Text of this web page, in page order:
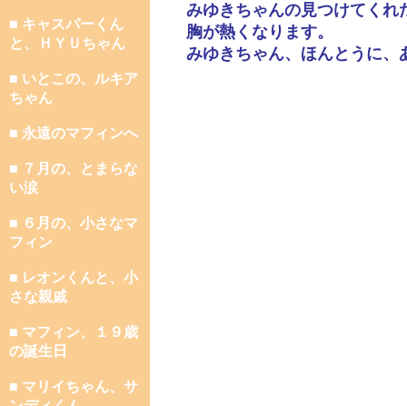
■ キャスパーくん
と、ＨＹＵちゃん
■ いとこの、ルキア
ちゃん
■ 永遠のマフィンへ
■ ７月の、とまらな
い涙
■ ６月の、小さなマ
フィン
■ レオンくんと、小
さな親戚
■ マフィン、１９歳
の誕生日
■ マリイちゃん、サ
みゆきちゃんの見つけてくれ
胸が熱くなります。
みゆきちゃん、ほんとうに、